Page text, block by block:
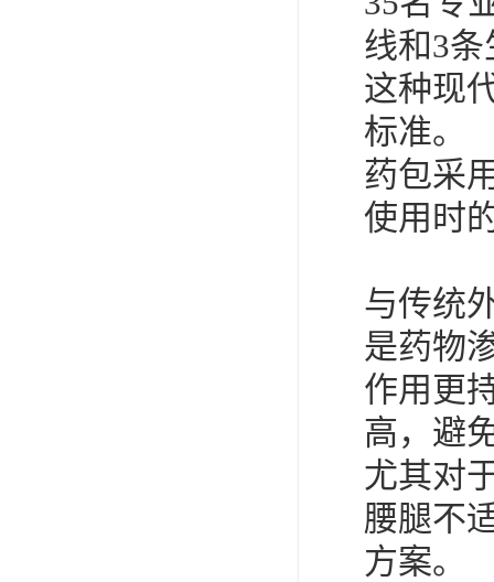
线和3
这种现
标准。
药包采
使用时
与传统
是药物
作用更
高，避
尤其对
腰腿不
方案。